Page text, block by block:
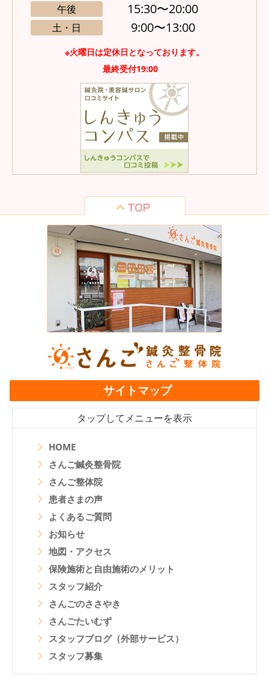
午後 15:30〜20:00
土・日 9:00〜13:00
※火曜日は定休日となっております。
最終受付19:00
サイトマップ
タップしてメニューを表示
HOME
さんご鍼灸整骨院
さんご整体院
患者さまの声
よくあるご質問
お知らせ
地図・アクセス
保険施術と自由施術のメリット
スタッフ紹介
さんごのささやき
さんごたいむず
スタッフブログ（外部サービス）
スタッフ募集